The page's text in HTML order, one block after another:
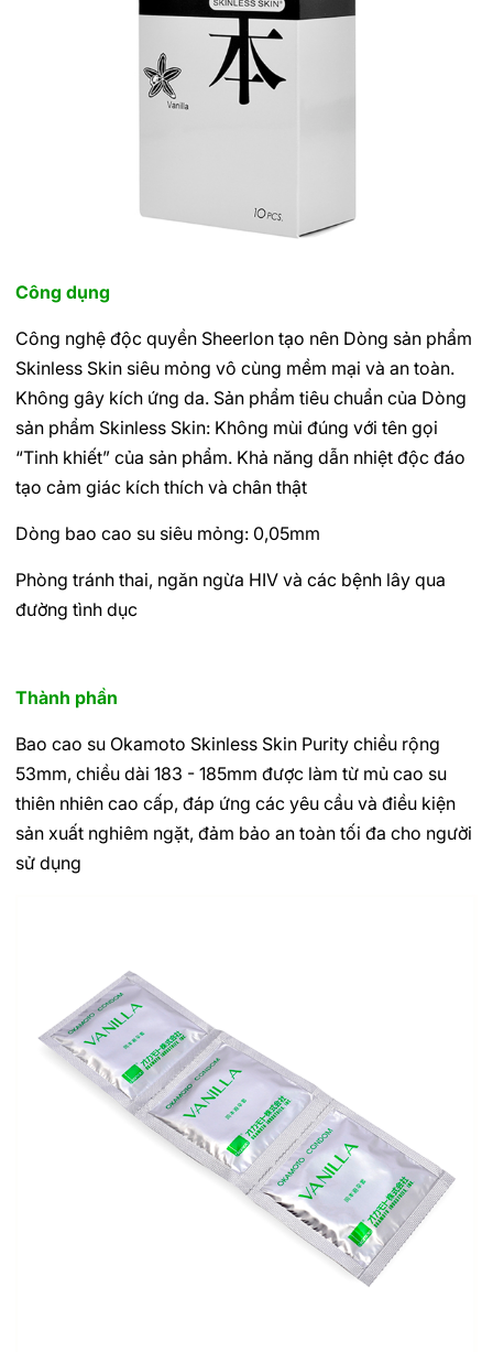
Công dụng
Công nghệ độc quyền Sheerlon tạo nên Dòng sản phẩm
Skinless Skin siêu mỏng vô cùng mềm mại và an toàn.
Không gây kích ứng da. Sản phẩm tiêu chuẩn của Dòng
sản phẩm Skinless Skin: Không mùi đúng với tên gọi
“Tinh khiết” của sản phẩm. Khả năng dẫn nhiệt độc đáo
tạo cảm giác kích thích và chân thật
Dòng bao cao su siêu mỏng: 0,05mm
Phòng tránh thai, ngăn ngừa HIV và các bệnh lây qua
đường tình dục
Thành phần
Bao cao su Okamoto Skinless Skin Purity chiều rộng
53mm, chiều dài 183 - 185mm được làm từ mủ cao su
thiên nhiên cao cấp, đáp ứng các yêu cầu và điều kiện
sản xuất nghiêm ngặt, đảm bảo an toàn tối đa cho người
sử dụng